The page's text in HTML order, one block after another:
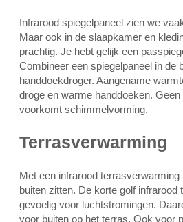
Infrarood spiegelpaneel zien we
Maar ook in de slaapkamer en
prachtig. Je hebt gelijk een
Combineer een spiegelpaneel in de
handdoekdroger. Aangename
droge en warme handdoeken.
voorkomt schimmelvorming.
Terrasverwarming
Met een infrarood
buiten zitten. De korte golf infrarood
gevoelig voor luchtstromingen.
voor buiten op het terras. Ook voor